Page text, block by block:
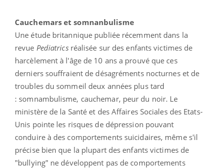
Cauchemars et somnanbulisme
Une étude britannique publiée récemment dans la
revue Pediatricsréalisée sur des enfants victimes de
harcèlement à l'âge de 10 ans a prouvé que ces
derniers souffraient de désagréments nocturnes et de
troubles du sommeil deux années plus tard
: somnambulisme, cauchemar, peur du noir. Le
ministère de la Santé et des Affaires Sociales des Etats-
Unis pointe les risques de dépression pouvant
conduire à des comportements suicidaires, même s'il
précise bien que la plupart des enfants victimes de
"bullying" ne développent pas de comportements